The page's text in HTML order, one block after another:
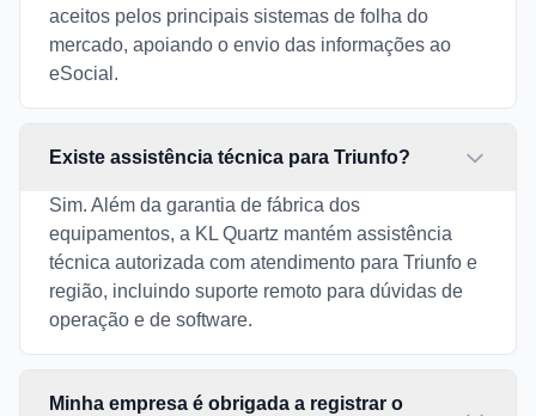
aceitos pelos principais sistemas de folha do
mercado, apoiando o envio das informações ao
eSocial.
Existe assistência técnica para Triunfo?
Sim. Além da garantia de fábrica dos
equipamentos, a KL Quartz mantém assistência
técnica autorizada com atendimento para Triunfo e
região, incluindo suporte remoto para dúvidas de
operação e de software.
Minha empresa é obrigada a registrar o